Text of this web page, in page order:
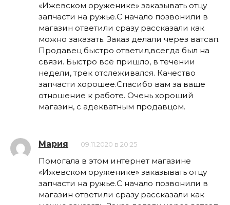
«Ижевском оруженике» заказывать отцу
запчасти на ружье.С начало позвонили в
магазин ответили сразу рассказали как
можно заказать. Заказ делали через ватсап.
Продавец быстро ответил,всегда был на
связи. Быстро всё пришло, в течении
недели, трек отслеживался. Качество
запчасти хорошее.Спасибо вам за ваше
отношение к работе. Очень хороший
магазин, с адекватным продавцом.
Мария 09.11.2020 в 20:25
Помогала в этом интернет магазине
«Ижевском оруженике» заказывать отцу
запчасти на ружье.С начало позвонили в
магазин ответили сразу рассказали как